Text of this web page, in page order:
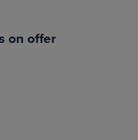
on offer